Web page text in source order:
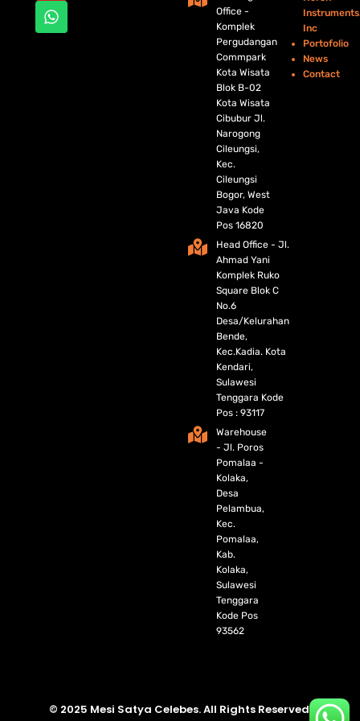
o
k
r
e
p
p
Office -
Komplek
Pergudangan
Commpark
Kota Wisata
Blok B-02
Kota Wisata
Cibubur Jl.
Narogong
Cileungsi,
Kec.
Cileungsi
Bogor, West
Java Kode
Pos 16820
Head Office - Jl.
Ahmad Yani
Komplek Ruko
Square Blok C
No.6
Desa/Kelurahan
Bende,
Kec.Kadia. Kota
Kendari,
Sulawesi
Tenggara Kode
Pos : 93117
Warehouse
- Jl. Poros
Pomalaa -
Kolaka,
Desa
Pelambua,
Kec.
Pomalaa,
Kab.
Kolaka,
Sulawesi
Tenggara
Kode Pos
93562
Inc
Portofolio
News
Contact
© 2025 Mesi Satya Celebes. All Rights Reserved.